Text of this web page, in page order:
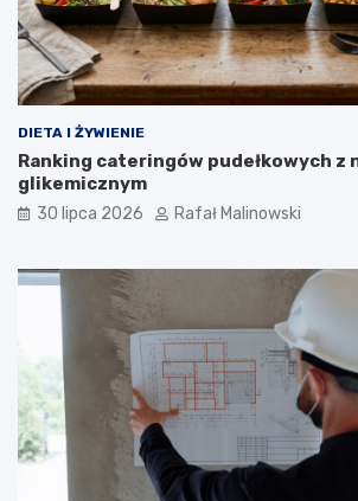
DIETA I ŻYWIENIE
Ranking cateringów pudełkowych z
glikemicznym
30 lipca 2026 Rafał Malinowski